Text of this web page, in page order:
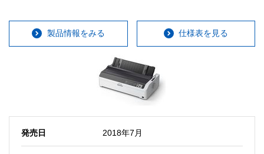
製品情報をみる 仕様表を見る
発売日 2018年7月